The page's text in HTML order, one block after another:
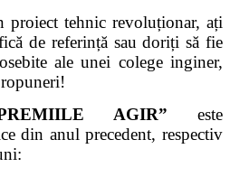
proiect tehnic revoluționar, ați
de referință sau doriți să fie
ale unei colege inginer,
AGIR” este
din anul precedent, respectiv